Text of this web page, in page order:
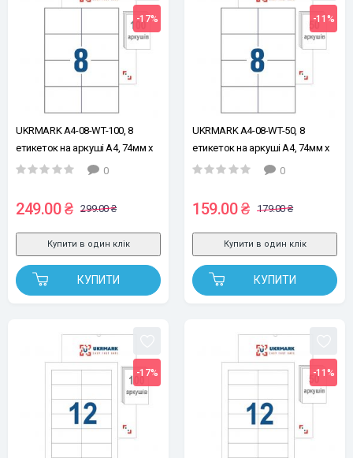
-17%
UKRMARK A4-08-WT-100, 8
етикеток на аркуші А4, 74мм х
105 мм, уп.100 арк, етикетки
0
249.00 ₴ 299.00 ₴
КУПИТИ
Купити в один клік
-11%
UKRMARK A4-08-WT-50, 8
етикеток на аркуші А4, 74мм х
105 мм, уп.50 аркушів, етикетки
0
159.00 ₴ 179.00 ₴
КУПИТИ
Купити в один клік
-17% -11%